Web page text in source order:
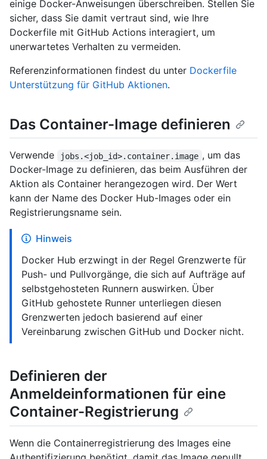
einige Docker-Anweisungen überschreiben. Stellen Sie
sicher, dass Sie damit vertraut sind, wie Ihre
Dockerfile mit GitHub Actions interagiert, um
unerwartetes Verhalten zu vermeiden.
Referenzinformationen findest du unter Dockerfile
Unterstützung für GitHub Aktionen.
Das Container-Image definieren
Verwende jobs.<job_id>.container.image , um das
Docker-Image zu definieren, das beim Ausführen der
Aktion als Container herangezogen wird. Der Wert
kann der Name des Docker Hub-Images oder ein
Registrierungsname sein.
Hinweis
Docker Hub erzwingt in der Regel Grenzwerte für
Push- und Pullvorgänge, die sich auf Aufträge auf
selbstgehosteten Runnern auswirken. Über
GitHub gehostete Runner unterliegen diesen
Grenzwerten jedoch basierend auf einer
Vereinbarung zwischen GitHub und Docker nicht.
Definieren der
Anmeldeinformationen für eine
Container-Registrierung
Wenn die Containerregistrierung des Images eine